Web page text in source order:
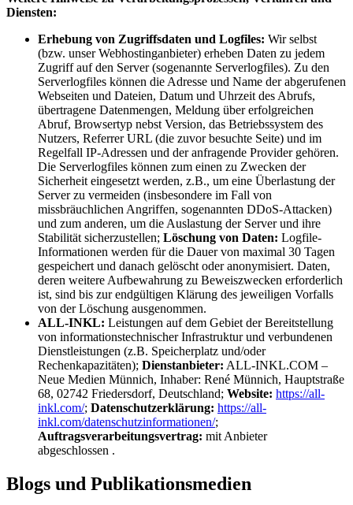
Diensten:
Erhebung von Zugriffsdaten und Logfiles: Wir selbst
(bzw. unser Webhostinganbieter) erheben Daten zu jedem
Zugriff auf den Server (sogenannte Serverlogfiles). Zu den
Serverlogfiles können die Adresse und Name der abgerufenen
Webseiten und Dateien, Datum und Uhrzeit des Abrufs,
übertragene Datenmengen, Meldung über erfolgreichen
Abruf, Browsertyp nebst Version, das Betriebssystem des
Nutzers, Referrer URL (die zuvor besuchte Seite) und im
Regelfall IP-Adressen und der anfragende Provider gehören.
Die Serverlogfiles können zum einen zu Zwecken der
Sicherheit eingesetzt werden, z.B., um eine Überlastung der
Server zu vermeiden (insbesondere im Fall von
missbräuchlichen Angriffen, sogenannten DDoS-Attacken)
und zum anderen, um die Auslastung der Server und ihre
Stabilität sicherzustellen; Löschung von Daten: Logfile-
Informationen werden für die Dauer von maximal 30 Tagen
gespeichert und danach gelöscht oder anonymisiert. Daten,
deren weitere Aufbewahrung zu Beweiszwecken erforderlich
ist, sind bis zur endgültigen Klärung des jeweiligen Vorfalls
von der Löschung ausgenommen.
ALL-INKL: Leistungen auf dem Gebiet der Bereitstellung
von informationstechnischer Infrastruktur und verbundenen
Dienstleistungen (z.B. Speicherplatz und/oder
Rechenkapazitäten); Dienstanbieter: ALL-INKL.COM –
Neue Medien Münnich, Inhaber: René Münnich, Hauptstraße
68, 02742 Friedersdorf, Deutschland; Website: https://all-
inkl.com/; Datenschutzerklärung: https://all-
inkl.com/datenschutzinformationen/;
Auftragsverarbeitungsvertrag: mit Anbieter
abgeschlossen .
Blogs und Publikationsmedien